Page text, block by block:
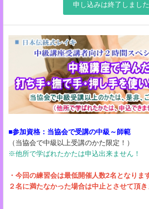
申し込みは終了しました
■参加資格：当協会で受講の中級～師範
（当協会で中級以上受講のかた限定！）
※他所で学ばれたかたは申込出来ません！
・今回の練習会は最低開催人数2名となりま
２名に満たなかった場合は中止とさせて頂き